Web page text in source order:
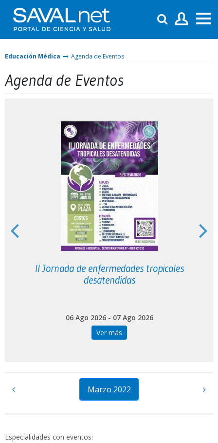
Educación Médica Agenda de Eventos
Agenda de Eventos
II Jornada de enfermedades tropicales
desatendidas
06 Ago 2026 - 07 Ago 2026
Ver más
Marzo 2022
Especialidades con eventos: